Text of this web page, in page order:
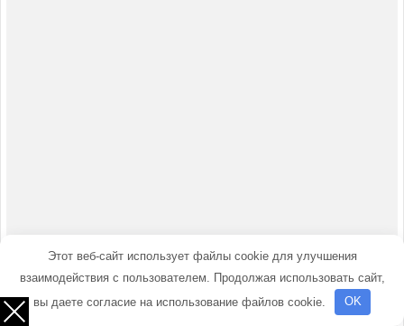
Этот веб-сайт использует файлы cookie для улучшения
взаимодействия с пользователем. Продолжая использовать сайт,
вы даете согласие на использование файлов cookie.
OK